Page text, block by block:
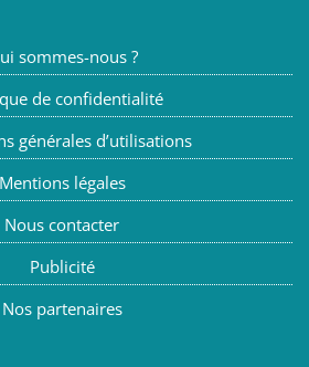
sommes-nous ?
de confidentialité
générales d’utilisations
Mentions légales
Nous contacter
Publicité
Nos partenaires